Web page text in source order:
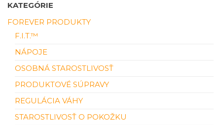
KATEGÓRIE
FOREVER PRODUKTY
F.I.T.™
NÁPOJE
OSOBNÁ STAROSTLIVOSŤ
PRODUKTOVÉ SÚPRAVY
REGULÁCIA VÁHY
STAROSTLIVOSŤ O POKOŽKU